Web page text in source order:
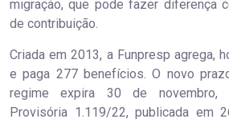
migração, que pode fazer diferença
de contribuição.
Criada em 2013, a Funpresp agrega,
e paga 277 benefícios. O novo
regime expira 30 de novembro,
Provisória 1.119/22, publicada em